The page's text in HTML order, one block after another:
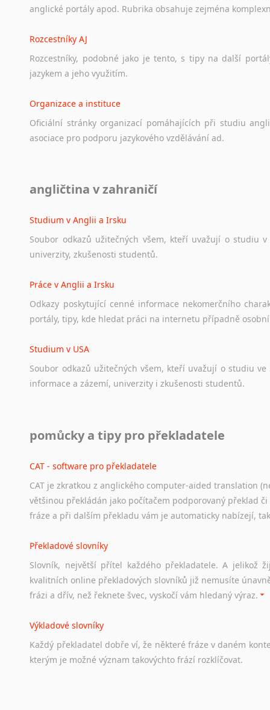
anglické portály apod. Rubrika obsahuje zejména
Rozcestníky AJ
Rozcestníky, podobné jako je tento, s tipy na další
jazykem a jeho využitím.
Organizace a instituce
Oficiální stránky organizací pomáhajících při studiu
asociace pro podporu jazykového vzdělávání ad.
Ať už se jedná o česká diskusní
angličtina v zahraničí
Studium v Anglii a Irsku
Soubor odkazů užitečných všem, kteří uvažují o studiu v
univerzity, zkušenosti studentů.
Práce v Anglii a Irsku
Odkazy poskytující cenné informace nekomerčního
portály, tipy, kde hledat práci na internetu případně osobní
Studium v USA
Soubor odkazů užitečných všem, kteří uvažují o studiu ve
informace a zázemí, univerzity i zkušenosti studentů.
Odkazy poskytující cenné informace nekomerčního
Studium v Austrálii
Soubor odkazů užitečných všem, kteří uvažují o studiu v
a zázemí, australské univerzity a samozřejmě i osobní
Práce v Austrálii
Odkazy poskytující cenné informace nekomerčního
hledat práci na internetu případně osobní zkušenosti
Hledáte-li
práci
stejná obecná pravidla, jako pro český životopis. Tak dost
pomůcky a tipy pro překladatele
CAT - software pro překladatele
CAT je zkratkou z anglického computer-aided translation
většinou překládán jako počítačem podporovaný překlad
fráze a při dalším překladu vám je automaticky nabízejí,
Překladové slovníky
Slovník, největší přítel každého překladatele. A jelikož
kvalitních online překladových slovníků již nemusíte
frázi a dřív, než řeknete švec, vyskočí vám hledaný výraz.
Výkladové slovníky
Každý překladatel dobře ví, že některé fráze v daném
kterým je možné význam takovýchto frází rozklíčovat.